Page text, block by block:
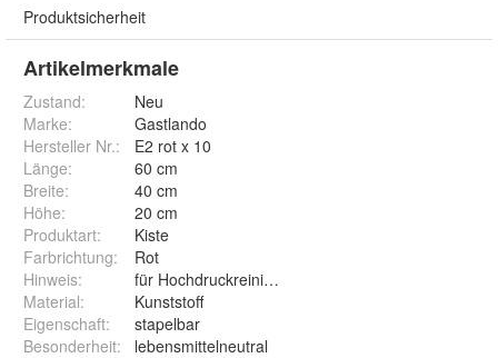
Produktsicherheit
Artikelmerkmale
Zustand:
Neu
Marke:
Gastlando
Hersteller Nr.:
E2 rot x 10
Länge:
60 cm
Breite:
40 cm
Höhe:
20 cm
Produktart:
Kiste
Farbrichtung:
Rot
Hinweis:
für Hochdruckreinigung geeignet
Material:
Kunststoff
Eigenschaft:
stapelbar
Besonderheit: lebensmittelneutral